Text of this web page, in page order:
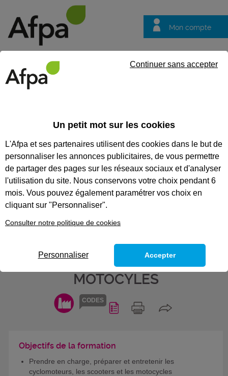
Mon compte
questions
Eligible au CPF * Formation certifiante
CODES
PRENDRE EN CHARGE,
PRÉPARER ET ENTRETENIR LES
CYCLOMOTEURS, LES
SCOOTER ET LES MOTOCYCLES
- BLOC DE COMPÉTENCES DU
TITRE PROFESSIONEL
MÉCANICIEN RÉPARATEUR DE
MOTOCYLES
Objectifs de la formation
Prendre en charge, préparer et entretenir les
cyclomoteurs, les scooters et les motocycles
Un petit mot sur les cookies
L'Afpa et ses partenaires utilisent des cookies dans le but de
personnaliser les annonces publicitaires, de vous permettre
de partager des pages sur les réseaux sociaux et d'analyser
l'utilisation du site. Nous conservons votre choix pendant 6
mois. Vous pouvez également paramétrer vos choix en
cliquant sur "Personnaliser".
Consulter notre politique de cookies
Continuer sans accepter
Personnaliser Accepter